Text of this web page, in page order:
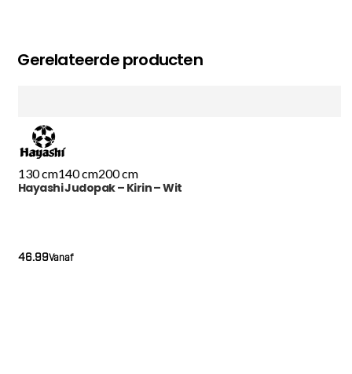
Gerelateerde producten
130 cm140 cm200 cm
Hayashi Judopak – Kirin – Wit
Vanaf
46.99